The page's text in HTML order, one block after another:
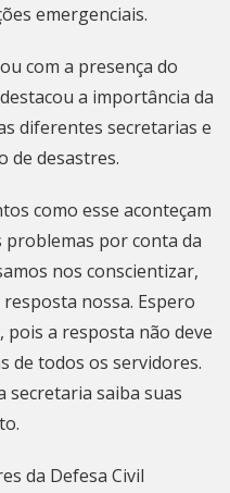
emergenciais.
com a presença do
a importância da
diferentes secretarias e
de desastres.
como esse aconteçam
por conta da
nos conscientizar,
nossa. Espero
a resposta não deve
de todos os servidores.
secretaria saiba suas
da Defesa Civil